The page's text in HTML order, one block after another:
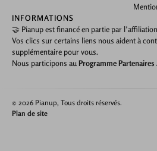
INFORMATIONS
🤝 Pianup est financé en partie par
Vos clics sur certains liens nous aident à
supplémentaire pour vous.
Nous participons au Programme Partenaires
© 2026 Pianup, Tous droits réservés.
Plan de site